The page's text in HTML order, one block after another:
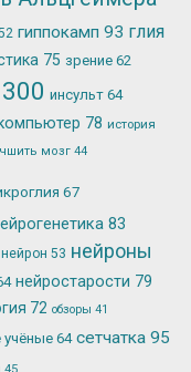
гиппокамп 93 глия
75 зрение 62
300 инсульт 64
78 история
мозг 44
67
83
нейрон 53 нейроны
нейростарости 79
72 обзоры 41
учёные64 сетчатка 95
45